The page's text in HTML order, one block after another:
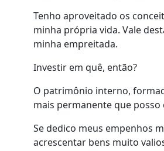
Tenho aproveitado os
minha própria vida. Vale
minha empreitada.
Investir em quê, então?
O patrimônio interno,
mais permanente que posso
Se dedico meus empenhos
acrescentar bens muito